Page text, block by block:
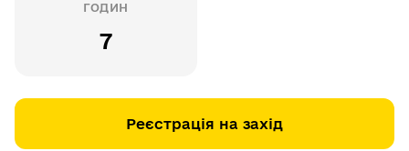
ГОДИН
7
Реєстрація на захід